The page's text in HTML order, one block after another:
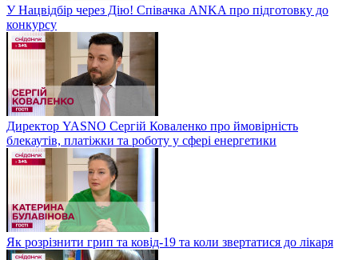
У Нацвідбір через Дію! Співачка ANKA про підготовку до
конкурсу
Директор YASNO Сергій Коваленко про ймовірність
блекаутів, платіжки та роботу у сфері енергетики
Як розрізнити грип та ковід-19 та коли звертатися до лікаря